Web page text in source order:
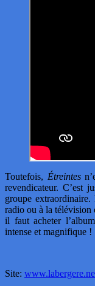
Toutefois, Étreintes
revendicateur. C’est
groupe
radio ou à la télévision
il faut acheter
intense et magnifique !
Site: